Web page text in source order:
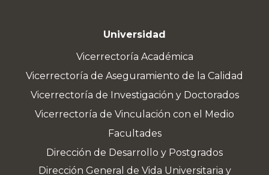
Universidad
Vicerrectoría Académica
Vicerrectoría de Aseguramiento de la Calidad
Vicerrectoría de Investigación y Doctorados
Vicerrectoría de Vinculación con el Medio
Facultades
Dirección de Desarrollo y Postgrados
Dirección General de Vida Universitaria y